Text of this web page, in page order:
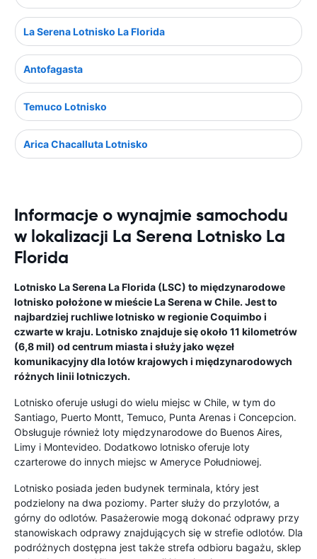
La Serena Lotnisko La Florida
Antofagasta
Temuco Lotnisko
Arica Chacalluta Lotnisko
Informacje o wynajmie samochodu
w lokalizacji La Serena Lotnisko La
Florida
Lotnisko La Serena La Florida (LSC) to międzynarodowe
lotnisko położone w mieście La Serena w Chile. Jest to
najbardziej ruchliwe lotnisko w regionie Coquimbo i
czwarte w kraju. Lotnisko znajduje się około 11 kilometrów
(6,8 mil) od centrum miasta i służy jako węzeł
komunikacyjny dla lotów krajowych i międzynarodowych
różnych linii lotniczych.
Lotnisko oferuje usługi do wielu miejsc w Chile, w tym do
Santiago, Puerto Montt, Temuco, Punta Arenas i Concepcion.
Obsługuje również loty międzynarodowe do Buenos Aires,
Limy i Montevideo. Dodatkowo lotnisko oferuje loty
czarterowe do innych miejsc w Ameryce Południowej.
Lotnisko posiada jeden budynek terminala, który jest
podzielony na dwa poziomy. Parter służy do przylotów, a
górny do odlotów. Pasażerowie mogą dokonać odprawy przy
stanowiskach odprawy znajdujących się w strefie odlotów. Dla
podróżnych dostępna jest także strefa odbioru bagażu, sklep